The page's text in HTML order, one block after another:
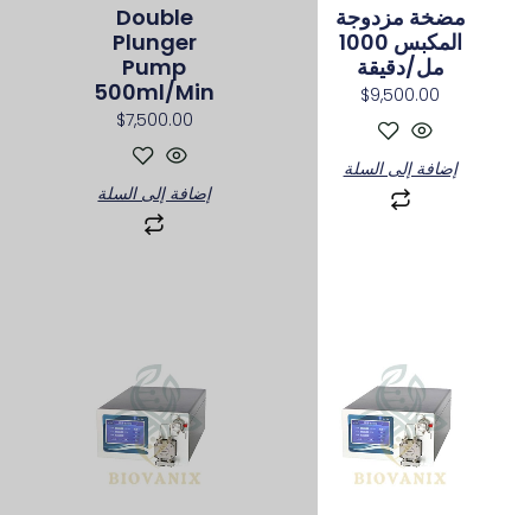
Double
Plunger
Pump
500ml/min
7,500.00
إضافة إلى السلة